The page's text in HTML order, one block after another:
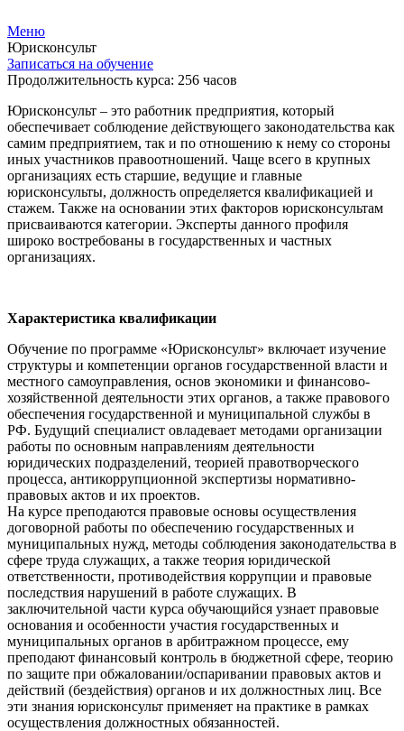
Меню
Юрисконсульт
Записаться на обучение
Продолжительность курса: 256 часов
Юрисконсульт – это работник предприятия, который
обеспечивает соблюдение действующего законодательства как
самим предприятием, так и по отношению к нему со стороны
иных участников правоотношений. Чаще всего в крупных
организациях есть старшие, ведущие и главные
юрисконсульты, должность определяется квалификацией и
стажем. Также на основании этих факторов юрисконсультам
присваиваются категории. Эксперты данного профиля
широко востребованы в государственных и частных
организациях.
Характеристика квалификации
Обучение по программе «Юрисконсульт» включает изучение
структуры и компетенции органов государственной власти и
местного самоуправления, основ экономики и финансово-
хозяйственной деятельности этих органов, а также правового
обеспечения государственной и муниципальной службы в
РФ. Будущий специалист овладевает методами организации
работы по основным направлениям деятельности
юридических подразделений, теорией правотворческого
процесса, антикоррупционной экспертизы нормативно-
правовых актов и их проектов.
На курсе преподаются правовые основы осуществления
договорной работы по обеспечению государственных и
муниципальных нужд, методы соблюдения законодательства в
сфере труда служащих, а также теория юридической
ответственности, противодействия коррупции и правовые
последствия нарушений в работе служащих. В
заключительной части курса обучающийся узнает правовые
основания и особенности участия государственных и
муниципальных органов в арбитражном процессе, ему
преподают финансовый контроль в бюджетной сфере, теорию
по защите при обжаловании/оспаривании правовых актов и
действий (бездействия) органов и их должностных лиц. Все
эти знания юрисконсульт применяет на практике в рамках
осуществления должностных обязанностей.